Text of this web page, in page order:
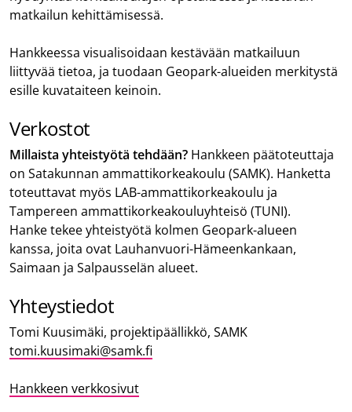
matkailun kehittämisessä.
Hankkeessa visualisoidaan kestävään matkailuun
liittyvää tietoa, ja tuodaan Geopark-alueiden merkitystä
esille kuvataiteen keinoin.
Verkostot
Millaista yhteistyötä tehdään? Hankkeen päätoteuttaja
on Satakunnan ammattikorkeakoulu (SAMK). Hanketta
toteuttavat myös LAB-ammattikorkeakoulu ja
Tampereen ammattikorkeakouluyhteisö (TUNI).
Hanke tekee yhteistyötä kolmen Geopark-alueen
kanssa, joita ovat Lauhanvuori-Hämeenkankaan,
Saimaan ja Salpausselän alueet.
Yhteystiedot
Tomi Kuusimäki, projektipäällikkö, SAMK
tomi.kuusimaki@samk.fi
Hankkeen verkkosivut